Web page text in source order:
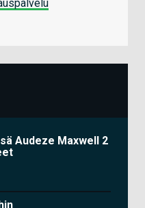
Audeze Maxwell 2